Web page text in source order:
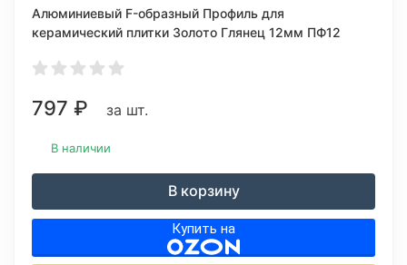
Алюминиевый F-образный Профиль для
керамический плитки Золото Глянец 12мм ПФ12
797 ₽ за шт.
В наличии
В корзину
Купить на